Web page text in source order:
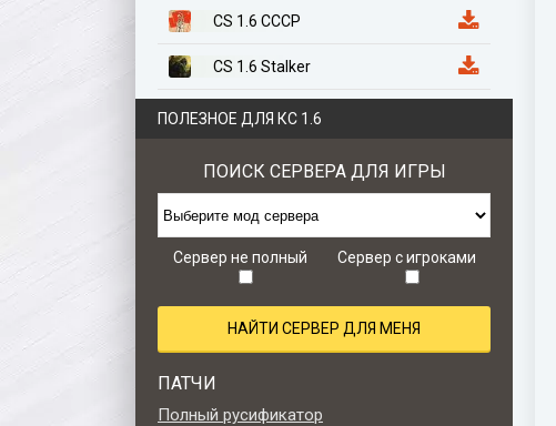
CS 1.6 СССР
CS 1.6 Stalker
CS 1.6 Казахстан
CS 1.6 Retro edition
ПОЛЕЗНОЕ ДЛЯ КС 1.6
ПОИСК СЕРВЕРА ДЛЯ ИГРЫ
Сервер не полный Сервер с игроками
НАЙТИ СЕРВЕР ДЛЯ МЕНЯ
ПАТЧИ
Полный русификатор